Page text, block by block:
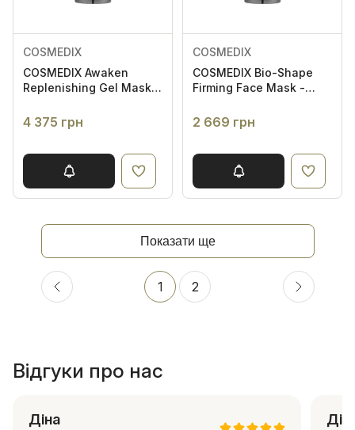
COSMEDIX
COSMEDIX Awaken
Replenishing Gel Mask -
маска для обличчя з
полігідроксикислотами
4 375 грн
COSMEDIX
COSMEDIX Bio-Shape
Firming Face Mask -
антивікова маска
2 669 грн
Показати ще
1 2
Відгуки про нас
Діна